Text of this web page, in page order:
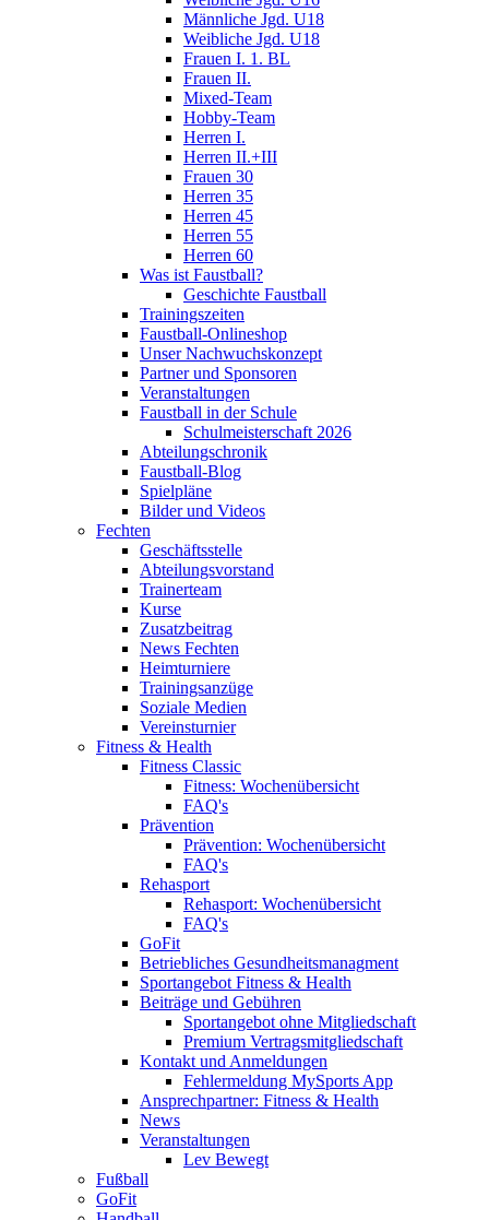
Männliche Jgd. U18
Weibliche Jgd. U18
Frauen I. 1. BL
Frauen II.
Mixed-Team
Hobby-Team
Herren I.
Herren II.+III
Frauen 30
Herren 35
Herren 45
Herren 55
Herren 60
Was ist Faustball?
Geschichte Faustball
Trainingszeiten
Faustball-Onlineshop
Unser Nachwuchskonzept
Partner und Sponsoren
Veranstaltungen
Faustball in der Schule
Schulmeisterschaft 2026
Abteilungschronik
Faustball-Blog
Spielpläne
Bilder und Videos
Fechten
Geschäftsstelle
Abteilungsvorstand
Trainerteam
Kurse
Zusatzbeitrag
News Fechten
Heimturniere
Trainingsanzüge
Soziale Medien
Vereinsturnier
Fitness & Health
Fitness Classic
Fitness: Wochenübersicht
FAQ's
Prävention
Prävention: Wochenübersicht
FAQ's
Rehasport
Rehasport: Wochenübersicht
FAQ's
GoFit
Betriebliches Gesundheitsmanagment
Sportangebot Fitness & Health
Beiträge und Gebühren
Sportangebot ohne Mitgliedschaft
Premium Vertragsmitgliedschaft
Kontakt und Anmeldungen
Fehlermeldung MySports App
Ansprechpartner: Fitness & Health
News
Veranstaltungen
Lev Bewegt
Fußball
GoFit